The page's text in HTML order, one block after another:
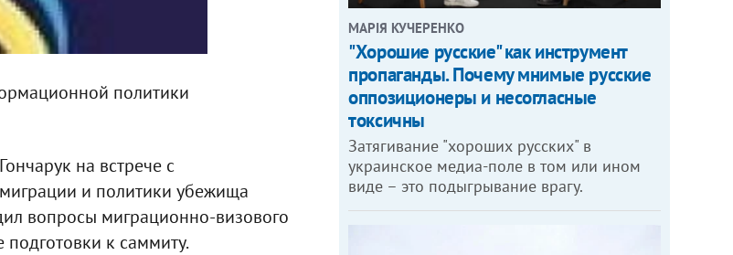
политики
на встрече с
и политики убежища
вопросы миграционно-визового
к саммиту.
МАРІЯ КУЧЕРЕНКО
"Хорошие русские" как инструмент
пропаганды. Почему мнимые русские
оппозиционеры и несогласные
токсичны
Затягивание "хороших русских" в
украинское медиа-поле в том или ином
виде – это подыгрывание врагу.